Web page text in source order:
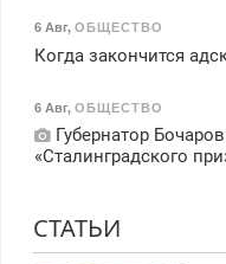
6 Авг, ОБЩЕСТВО
Когда закончится
6 Авг, ОБЩЕСТВО
Губернатор
«Сталинградского
СТАТЬИ